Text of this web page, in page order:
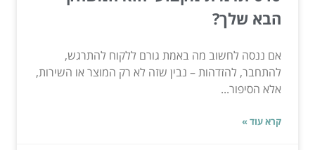
הבא שלך?
אם ננסה לחשוב מה באמת גורם ללקוח להתרגש,
להתחבר, להזדהות – נבין שזה לא רק המוצר או השירות,
אלא הסיפור...
קרא עוד »